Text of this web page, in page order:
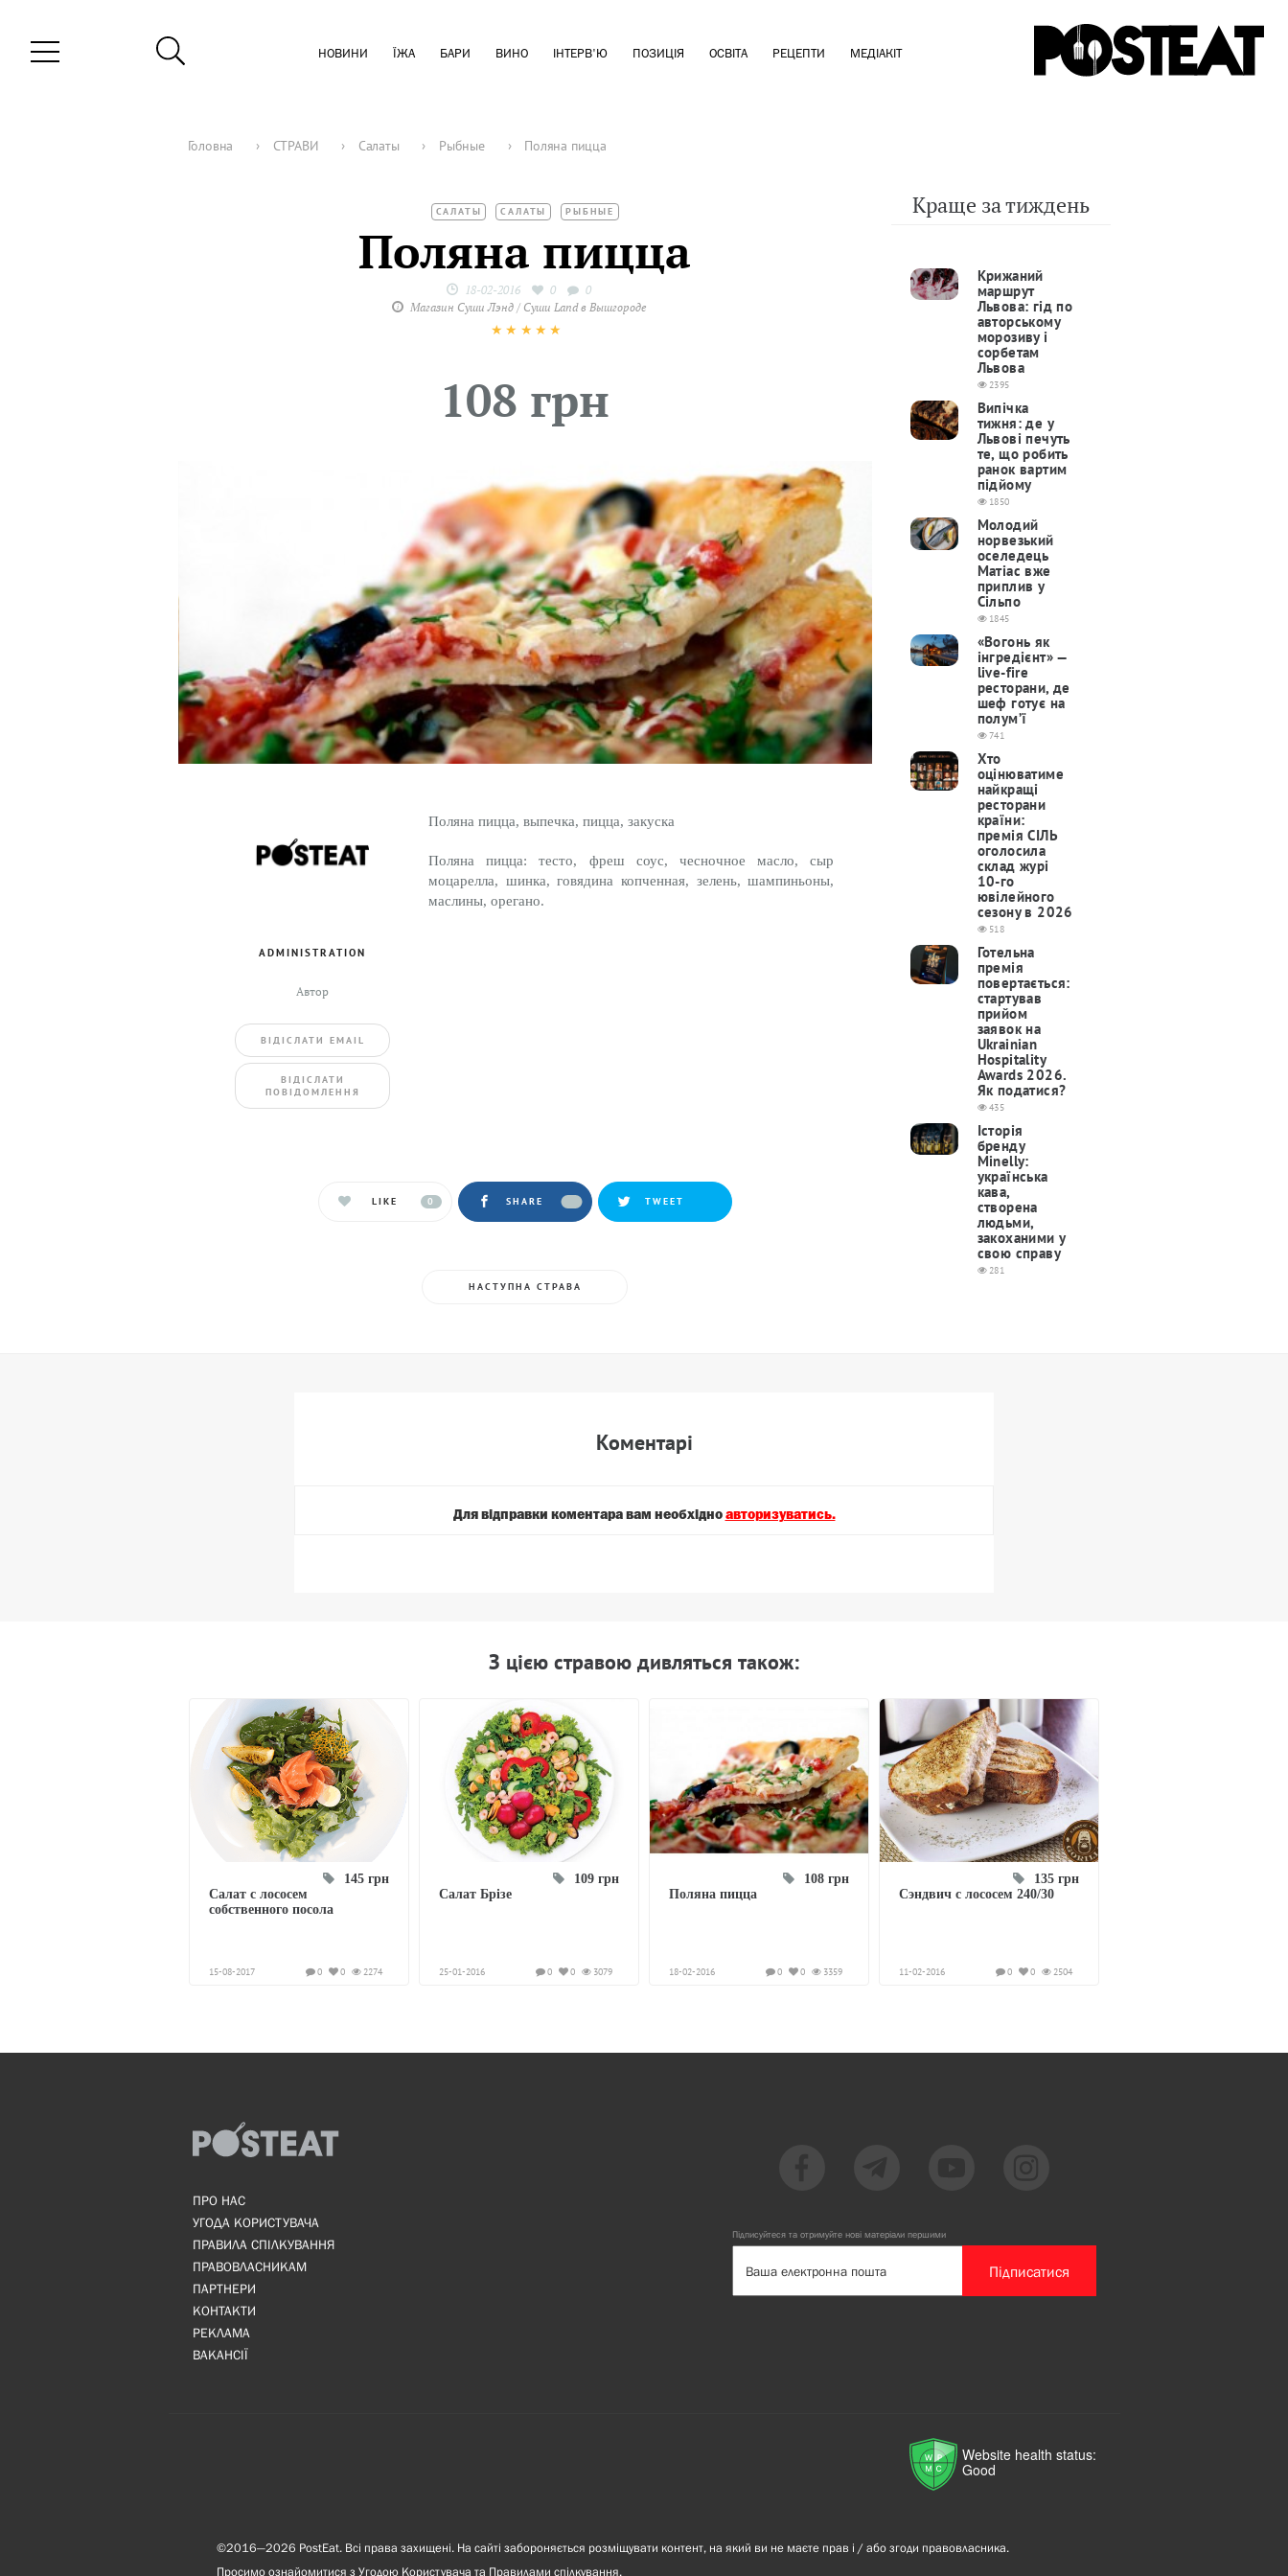
НОВИНИ ЇЖА БАРИ ВИНО ІНТЕРВ'Ю ПОЗИЦІЯ ОСВІТА РЕЦЕПТИ МЕДІАКІТ
Головна › СТРАВИ › Салаты › Рыбные › Поляна пицца
САЛАТЫ САЛАТЫ РЫБНЫЕ
Поляна пицца
18-02-2016 0
0
Магазин Суши Лэнд / Суши Land в Вышгороде
★
★
★
★
★
108 грн
ADMINISTRATION
Автор
ВIДIСЛАТИ EMAIL
BIДIСЛАТИ
ПОВIДОМЛЕННЯ
Поляна пицца, выпечка, пицца, закуска
Поляна пицца: тесто, фреш соус, чесночное масло, сыр
моцарелла, шинка, говядина копченная, зелень, шампиньоны,
маслины, орегано.
LIKE 0 SHARE TWEET
НАСТУПНА СТРАВА
Краще за тиждень
Крижаний
маршрут
Львова: гід по
авторському
морозиву і
сорбетам
Львова
2395
Випічка
тижня: де у
Львові печуть
те, що робить
ранок вартим
підйому
1850
Молодий
норвезький
оселедець
Матіас вже
приплив у
Сільпо
1845
«Вогонь як
інгредієнт» —
live-fire
ресторани, де
шеф готує на
полум’ї
741
Хто
оцінюватиме
найкращі
ресторани
країни:
премія СІЛЬ
оголосила
склад журі
10-го
ювілейного
сезону в 2026
518
Готельна
премія
повертається:
cтартував
прийом
заявок на
Ukrainian
Hospitality
Awards 2026.
Як податися?
435
Історія
бренду
Minelly:
українська
кава,
створена
людьми,
закоханими у
свою справу
281
Коментарi
Для вiдправки коментара вам необхiдно авторизуватись.
З цiєю стравою дивляться також:
145 грн
Салат с лососем
собственного посола
15-08-2017 2274
0
0
109 грн
Салат Брізе
25-01-2016 3079
0
0
108 грн
Поляна пицца
18-02-2016 3359
0
0
135 грн
Сэндвич с лососем 240/30
11-02-2016 2504
0
0
ПРО НАС
УГОДА КОРИСТУВАЧА
ПРАВИЛА СПІЛКУВАННЯ
ПРАВОВЛАСНИКАМ
ПАРТНЕРИ
КОНТАКТИ
РЕКЛАМА
ВАКАНСІЇ
Підписуйтеся та отримуйте нові матеріали першими
Підписатися
Website health status:
Good
©2016—2026 PostEat. Всі права захищені. На сайті забороняється розміщувати контент, на який ви не маєте прав і / або згоди правовласника.
Просимо ознайомитися з Угодою Користувача та Правилами спілкування.